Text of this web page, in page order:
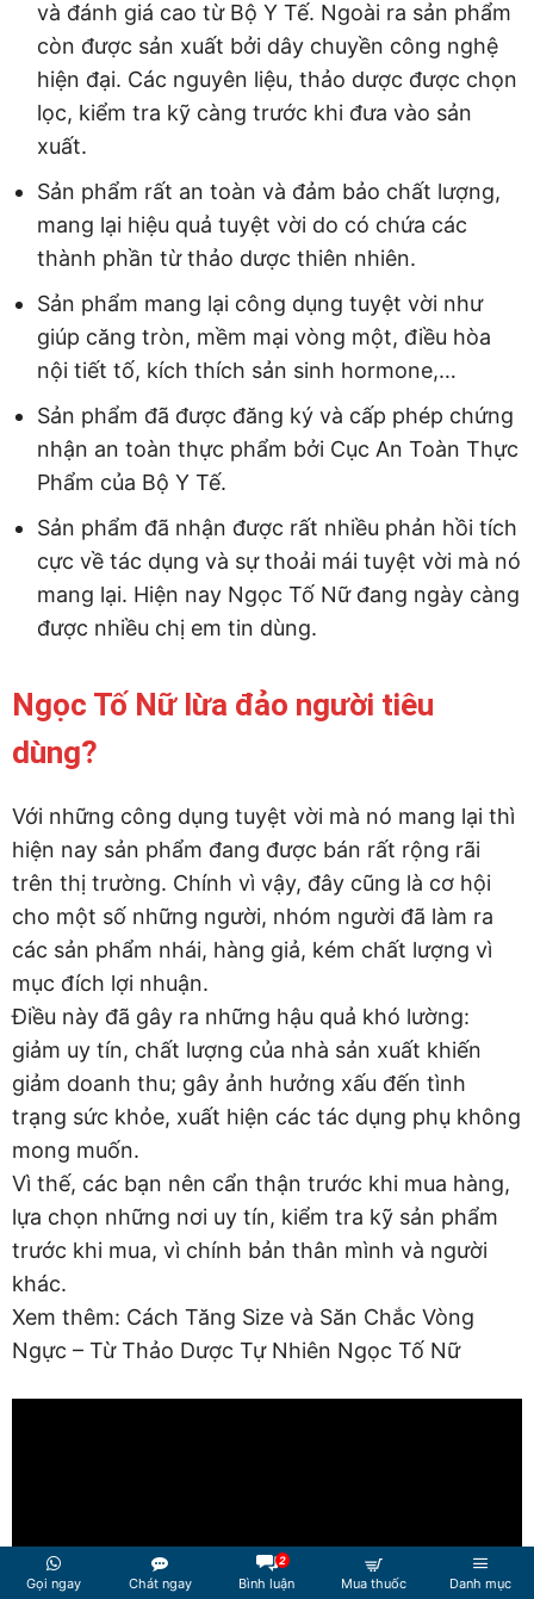
và đánh giá cao từ Bộ Y Tế. Ngoài ra sản phẩm
còn được sản xuất bởi dây chuyền công nghệ
hiện đại. Các nguyên liệu, thảo dược được chọn
lọc, kiểm tra kỹ càng trước khi đưa vào sản
xuất.
Sản phẩm rất an toàn và đảm bảo chất lượng,
mang lại hiệu quả tuyệt vời do có chứa các
thành phần từ thảo dược thiên nhiên.
Sản phẩm mang lại công dụng tuyệt vời như
giúp căng tròn, mềm mại vòng một, điều hòa
nội tiết tố, kích thích sản sinh hormone,…
Sản phẩm đã được đăng ký và cấp phép chứng
nhận an toàn thực phẩm bởi Cục An Toàn Thực
Phẩm của Bộ Y Tế.
Sản phẩm đã nhận được rất nhiều phản hồi tích
cực về tác dụng và sự thoải mái tuyệt vời mà nó
mang lại. Hiện nay Ngọc Tố Nữ đang ngày càng
được nhiều chị em tin dùng.
Ngọc Tố Nữ lừa đảo người tiêu
dùng?
Với những công dụng tuyệt vời mà nó mang lại thì
hiện nay sản phẩm đang được bán rất rộng rãi
trên thị trường. Chính vì vậy, đây cũng là cơ hội
cho một số những người, nhóm người đã làm ra
các sản phẩm nhái, hàng giả, kém chất lượng vì
mục đích lợi nhuận.
Điều này đã gây ra những hậu quả khó lường:
giảm uy tín, chất lượng của nhà sản xuất khiến
giảm doanh thu; gây ảnh hưởng xấu đến tình
trạng sức khỏe, xuất hiện các tác dụng phụ không
mong muốn.
Vì thế, các bạn nên cẩn thận trước khi mua hàng,
lựa chọn những nơi uy tín, kiểm tra kỹ sản phẩm
trước khi mua, vì chính bản thân mình và người
khác.
Xem thêm: Cách Tăng Size và Săn Chắc Vòng
Ngực – Từ Thảo Dược Tự Nhiên Ngọc Tố Nữ
Gọi ngay Chát ngay
2
Bình luận Mua thuốc Danh mục